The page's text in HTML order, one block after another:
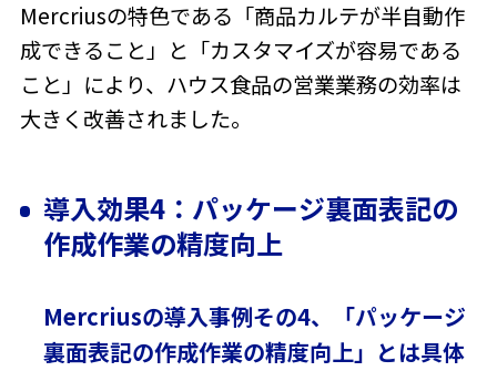
Mercriusの特色である「商品カルテが半自動作
成できること」と「カスタマイズが容易である
こと」により、ハウス食品の営業業務の効率は
大きく改善されました。
導入効果4：パッケージ裏面表記の
作成作業の精度向上
Mercriusの導入事例その4、「パッケージ
裏面表記の作成作業の精度向上」とは具体